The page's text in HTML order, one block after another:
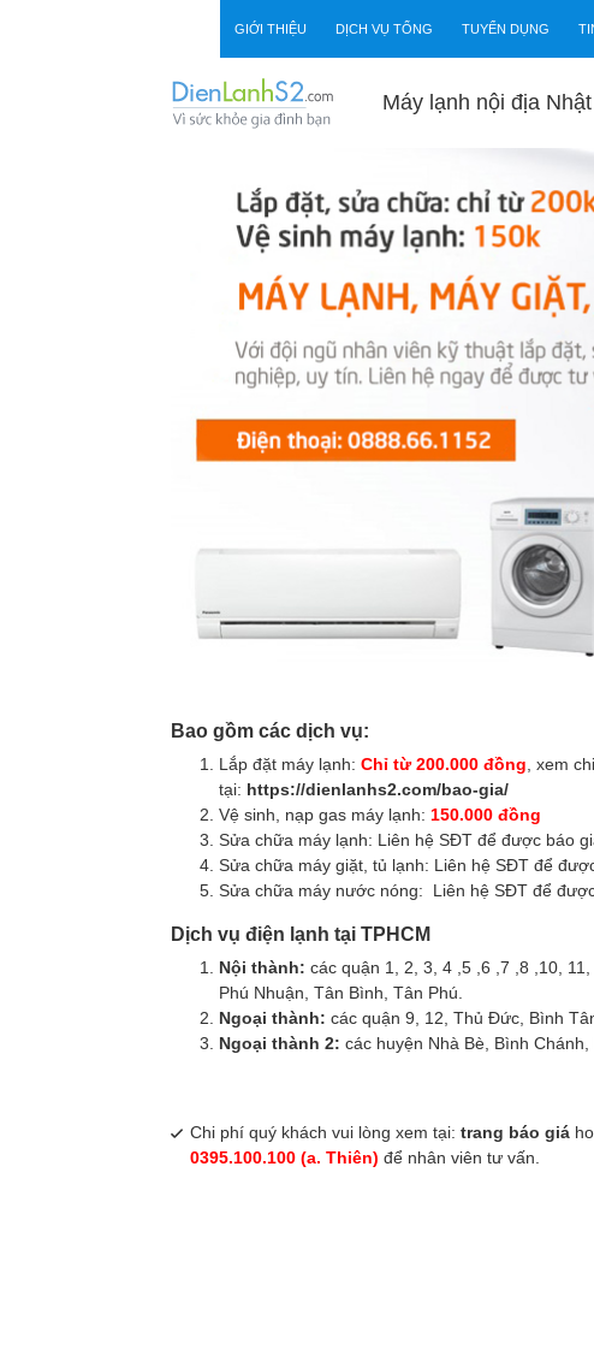
GIỚI THIỆU DỊCH VỤ TỔNG TUYỂN DỤNG
Máy lạnh nội địa Nhật
Bao gồm các dịch vụ:
Lắp đặt máy lạnh: Chỉ từ 200.000 đồng , xem
tại: https://dienlanhs2.com/bao-gia/
Vệ sinh, nạp gas máy lạnh: 150.000 đồng
Sửa chữa máy lạnh: Liên hệ SĐT để được báo
Sửa chữa máy giặt, tủ lạnh: Liên hệ SĐT để
Sửa chữa máy nước nóng: Liên hệ SĐT để
Dịch vụ điện lạnh tại TPHCM
Nội thành: các quận 1, 2, 3, 4 ,5 ,6 ,7 ,8 ,10,
Phú Nhuận, Tân Bình, Tân Phú.
Ngoại thành: các quận 9, 12, Thủ Đức, Bình
Ngoại thành 2: các huyện Nhà Bè, Bình
Chi phí quý khách vui lòng xem tại: trang báo giá
0395.100.100 (a. Thiên) để nhân viên tư vấn.